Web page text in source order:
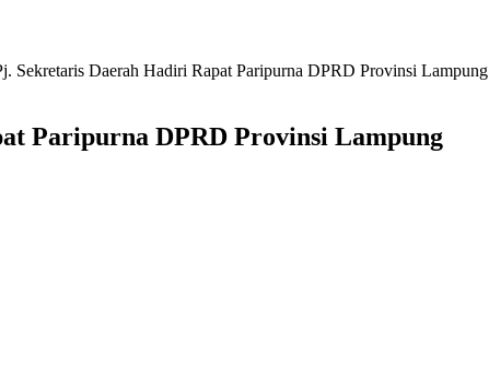
Sekretaris Daerah Hadiri Rapat Paripurna DPRD Provinsi Lampung
Paripurna DPRD Provinsi Lampung